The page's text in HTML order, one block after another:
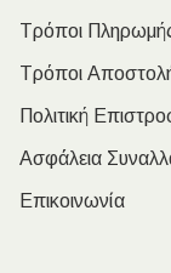
Τρόποι
Τρόποι
Πολιτική
Ασφάλεια
Επικοινωνία